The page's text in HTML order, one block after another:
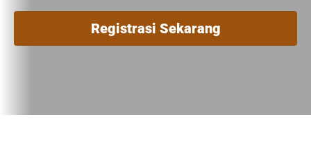
Registrasi Sekarang